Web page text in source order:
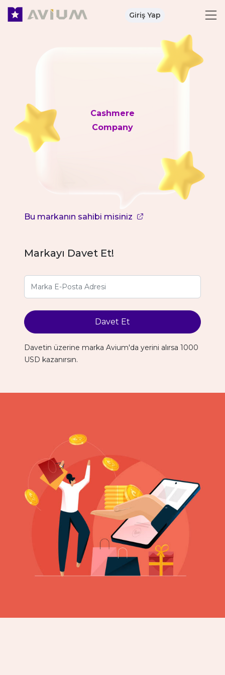
Giriş Yap
Cashmere
Company
Bu markanın sahibi misiniz
Markayı Davet Et!
Davet Et
Davetin üzerine marka Avium'da yerini alırsa 1000
USD kazanırsın.